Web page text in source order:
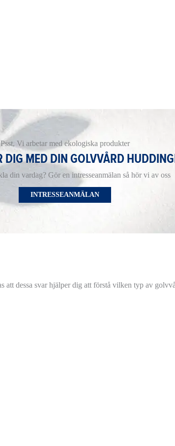
Psst, Vi arbetar med ekologiska produkter
DIG MED DIN GOLVVÅRD
din vardag? Gör en intresseanmälan så hör vi av oss
INTRESSEANMÄLAN
dessa svar hjälper dig att förstå vilken typ av